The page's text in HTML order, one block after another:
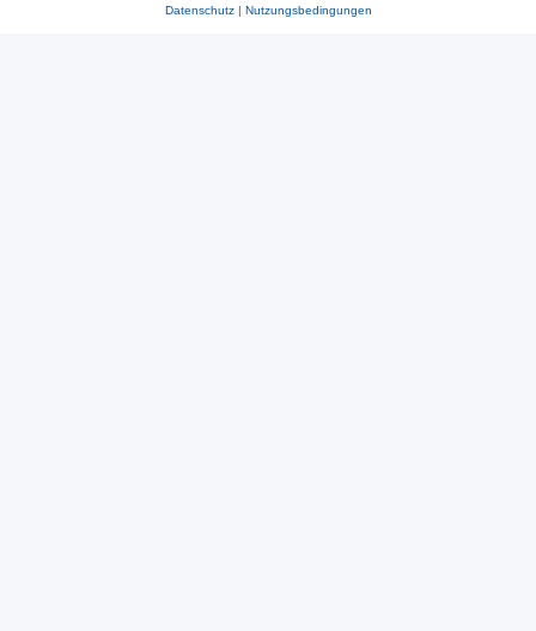
Datenschutz| Nutzungsbedingungen